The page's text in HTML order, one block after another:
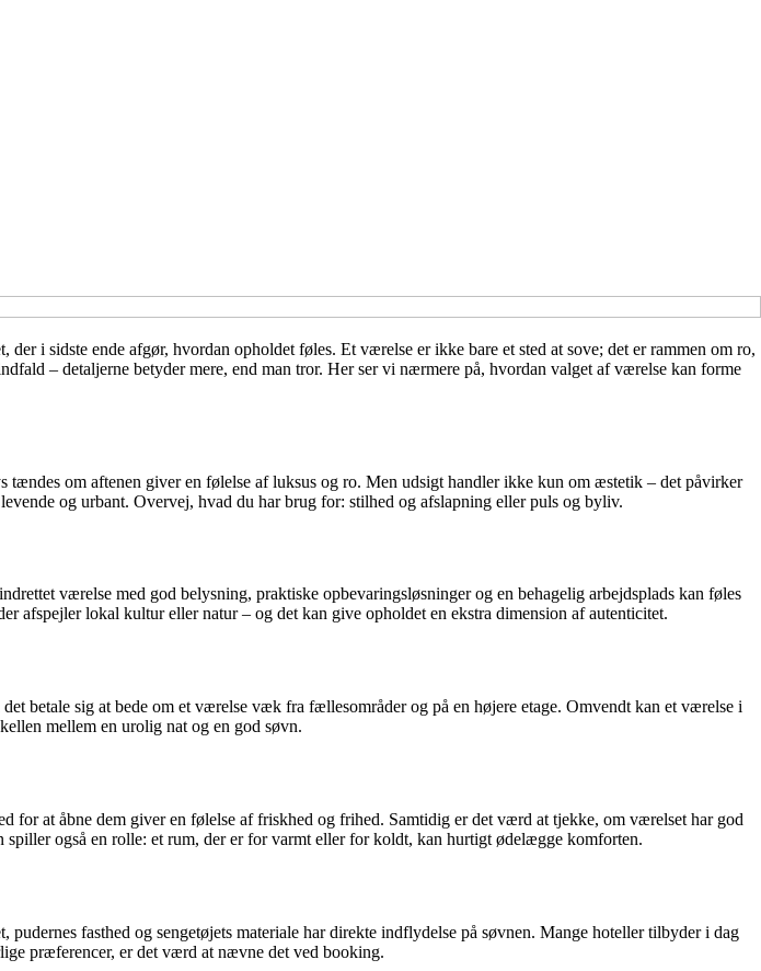
i sidste ende afgør, hvordan opholdet føles. Et værelse er ikke bare et sted at sove; det er rammen om ro,
– detaljerne betyder mere, end man tror. Her ser vi nærmere på, hvordan valget af værelse kan forme
om aftenen giver en følelse af luksus og ro. Men udsigt handler ikke kun om æstetik – det påvirker
og urbant. Overvej, hvad du har brug for: stilhed og afslapning eller puls og byliv.
værelse med god belysning, praktiske opbevaringsløsninger og en behagelig arbejdsplads kan føles
afspejler lokal kultur eller natur – og det kan give opholdet en ekstra dimension af autenticitet.
betale sig at bede om et værelse væk fra fællesområder og på en højere etage. Omvendt kan et værelse i
mellem en urolig nat og en god søvn.
at åbne dem giver en følelse af friskhed og frihed. Samtidig er det værd at tjekke, om værelset har god
også en rolle: et rum, der er for varmt eller for koldt, kan hurtigt ødelægge komforten.
fasthed og sengetøjets materiale har direkte indflydelse på søvnen. Mange hoteller tilbyder i dag
præferencer, er det værd at nævne det ved booking.